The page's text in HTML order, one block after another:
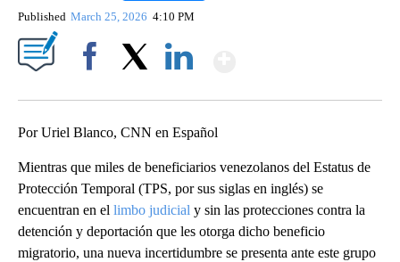
Published March 25, 2026 4:10 PM
Por Uriel Blanco, CNN en Español
Mientras que miles de beneficiarios venezolanos del Estatus de
Protección Temporal (TPS, por sus siglas en inglés) se
encuentran en el limbo judicial y sin las protecciones contra la
detención y deportación que les otorga dicho beneficio
migratorio, una nueva incertidumbre se presenta ante este grupo